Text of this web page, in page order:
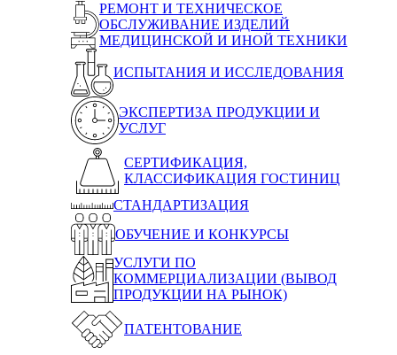
РЕМОНТ И ТЕХНИЧЕСКОЕ
ОБСЛУЖИВАНИЕ ИЗДЕЛИЙ
МЕДИЦИНСКОЙ И ИНОЙ ТЕХНИКИ
ИСПЫТАНИЯ И ИССЛЕДОВАНИЯ
ЭКСПЕРТИЗА ПРОДУКЦИИ И
УСЛУГ
СЕРТИФИКАЦИЯ,
КЛАССИФИКАЦИЯ ГОСТИНИЦ
СТАНДАРТИЗАЦИЯ
ОБУЧЕНИЕ И КОНКУРСЫ
УСЛУГИ ПО
КОММЕРЦИАЛИЗАЦИИ (ВЫВОД
ПРОДУКЦИИ НА РЫНОК)
ПАТЕНТОВАНИЕ